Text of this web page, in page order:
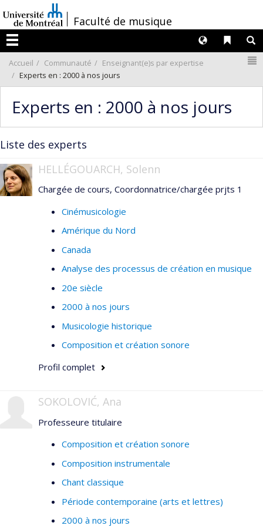
au
contenu
/Faculté de musique
Menu
Liens
Langues
Accueil Communauté
Enseignant(e)s par expertise
Experts en : 2000 à nos jours
Experts en : 2000 à nos jours
Liste des experts
HELLÉGOUARCH, Solenn
Chargée de cours, Coordonnatrice/chargée prjts 1
Cinémusicologie
Amérique du Nord
Canada
Analyse des processus de création en musique
20e siècle
2000 à nos jours
Musicologie historique
Composition et création sonore
Profil complet
SOKOLOVIĆ, Ana
Professeure titulaire
Composition et création sonore
Composition instrumentale
Chant classique
Période contemporaine (arts et lettres)
2000 à nos jours